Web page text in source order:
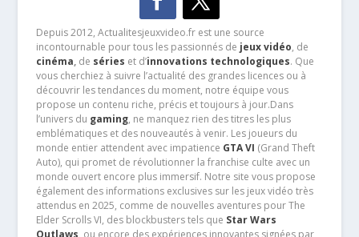
Depuis 2012, Actualitesjeuxvideo.fr est une source
incontournable pour tous les passionnés de jeux vidéo, de
cinéma,de séries et d’innovations technologiques. Que
vous cherchiez à suivre l’actualité des grandes licences ou à
découvrir les tendances du moment, notre équipe vous
propose un contenu riche, précis et toujours à jour.Dans
l’univers du gaming, ne manquez rien des titres les plus
emblématiques et des nouveautés à venir. Les joueurs du
monde entier attendent avec impatience GTA VI (Grand Theft
Auto), qui promet de révolutionner la franchise culte avec un
monde ouvert encore plus immersif. Notre site vous propose
également des informations exclusives sur les jeux vidéo très
attendus en 2025, comme de nouvelles aventures pour The
Elder Scrolls VI, des blockbusters tels que Star Wars
Outlaws, ou encore des expériences innovantes signées par